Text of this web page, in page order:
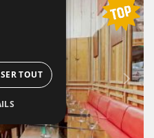
Suivant
TOUT